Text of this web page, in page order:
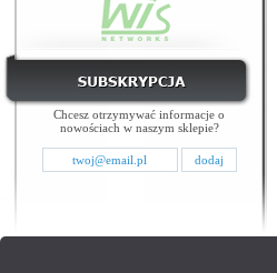
Chcesz otrzymywać informacje o
nowościach w naszym sklepie?